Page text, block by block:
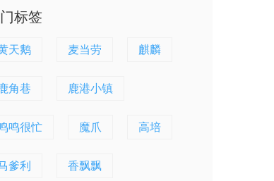
标签
天鹅 麦当劳 麒麟
角巷 鹿港小镇
鸣很忙 魔爪 高培
爹利 香飘飘